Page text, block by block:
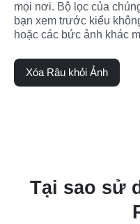
mọi nơi. Bộ lọc của
bạn xem trước kiểu
hoặc các bức ảnh khác
Xóa Râu khỏi Ảnh
Tại sao sử